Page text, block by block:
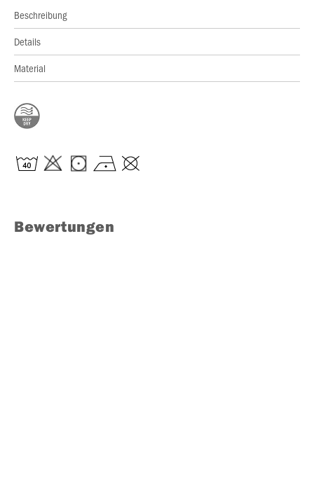
Beschreibung
Details
Material
Bewertungen